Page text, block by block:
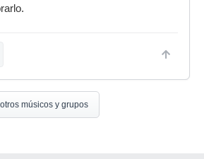
músicos y grupos